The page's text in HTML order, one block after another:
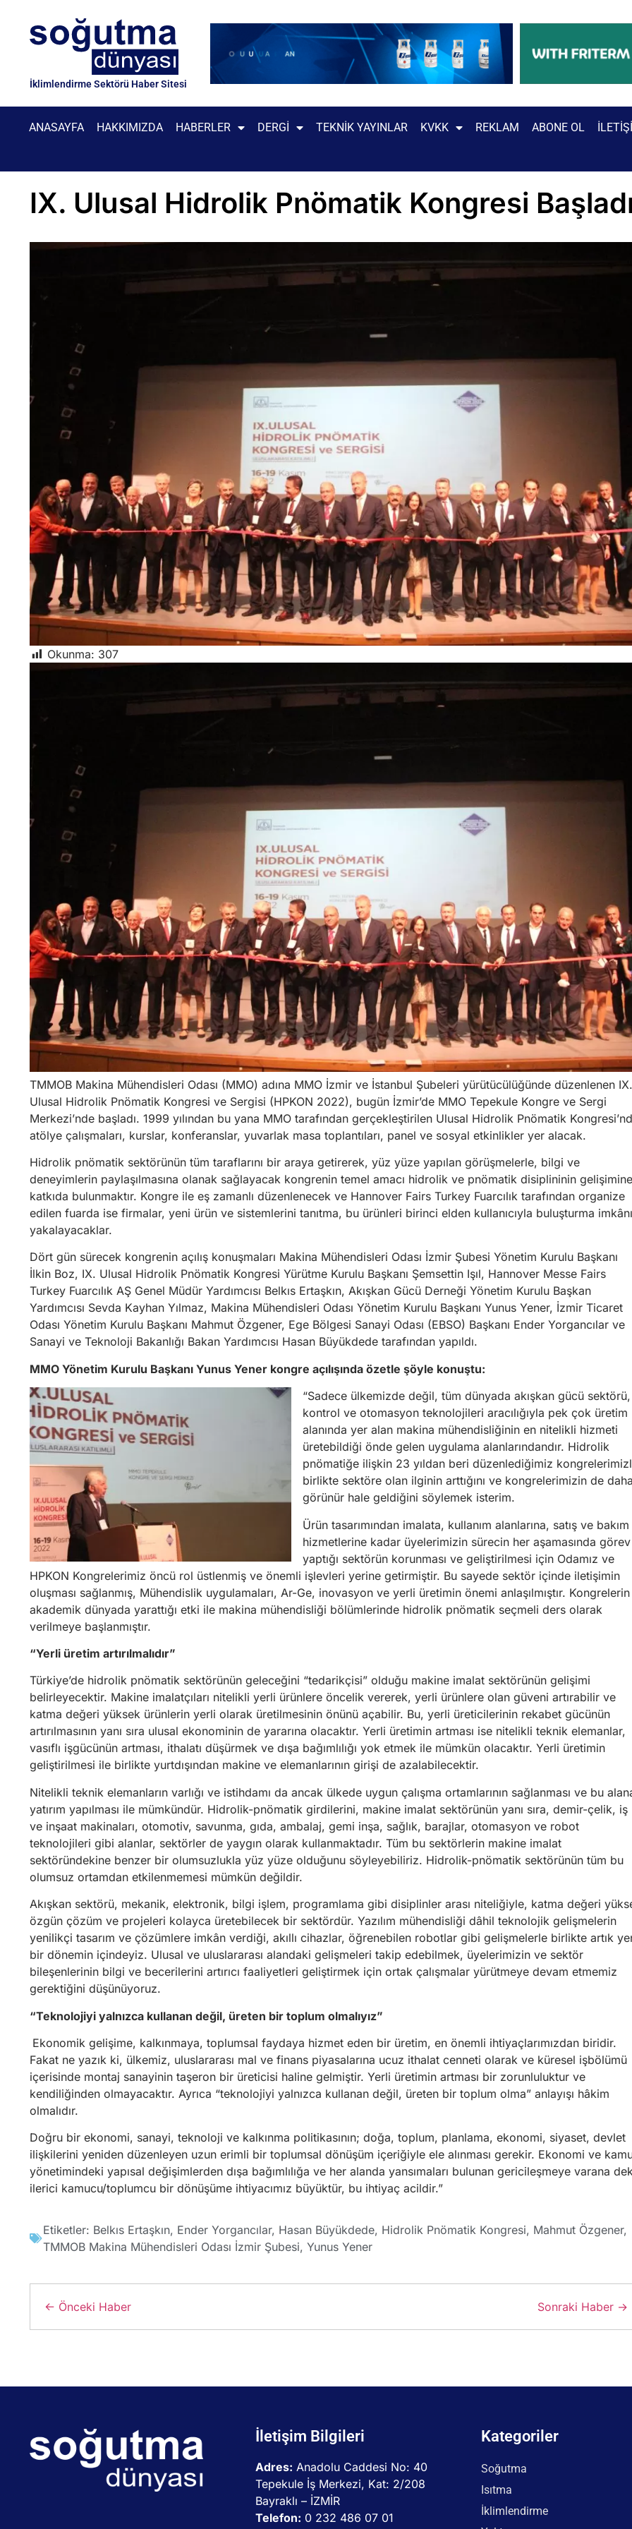
İklimlendirme Sektörü Haber Sitesi
ANASAYFA HAKKIMIZDA HABERLER DERGI TEKNIK YAYINLAR KVKK REKLAM ABONE OL
IX. Ulusal Hidrolik Pnömatik Kongresi
Okunma: 307
TMMOB Makina Mühendisleri Odası (MMO) adına MMO İzmir ve İstanbul Şubeleri yürütücülüğünde düzenlenen IX.
Ulusal Hidrolik Pnömatik Kongresi ve Sergisi (HPKON 2022), bugün İzmir’de MMO Tepekule Kongre ve Sergi
Merkezi’nde başladı. 1999 yılından bu yana MMO tarafından gerçekleştirilen Ulusal Hidrolik Pnömatik
atölye çalışmaları, kurslar, konferanslar, yuvarlak masa toplantıları, panel ve sosyal etkinlikler yer alacak.
Hidrolik pnömatik sektörünün tüm taraflarını bir araya getirerek, yüz yüze yapılan görüşmelerle, bilgi ve
deneyimlerin paylaşılmasına olanak sağlayacak kongrenin temel amacı hidrolik ve pnömatik disiplininin gelişimine
katkıda bulunmaktır. Kongre ile eş zamanlı düzenlenecek ve Hannover Fairs Turkey Fuarcılık tarafından organize
edilen fuarda ise firmalar, yeni ürün ve sistemlerini tanıtma, bu ürünleri birinci elden kullanıcıyla buluşturma imkânı
yakalayacaklar.
Dört gün sürecek kongrenin açılış konuşmaları Makina Mühendisleri Odası İzmir Şubesi Yönetim Kurulu Başkanı
İlkin Boz, IX. Ulusal Hidrolik Pnömatik Kongresi Yürütme Kurulu Başkanı Şemsettin Işıl, Hannover Messe Fairs
Turkey Fuarcılık AŞ Genel Müdür Yardımcısı Belkıs Ertaşkın, Akışkan Gücü Derneği Yönetim Kurulu Başkan
Yardımcısı Sevda Kayhan Yılmaz, Makina Mühendisleri Odası Yönetim Kurulu Başkanı Yunus Yener, İzmir Ticaret
Odası Yönetim Kurulu Başkanı Mahmut Özgener, Ege Bölgesi Sanayi Odası (EBSO) Başkanı Ender Yorgancılar ve
Sanayi ve Teknoloji Bakanlığı Bakan Yardımcısı Hasan Büyükdede tarafından yapıldı.
MMO Yönetim Kurulu Başkanı Yunus Yener kongre açılışında özetle şöyle konuştu:
“Sadece ülkemizde değil, tüm dünyada akışkan gücü sektörü,
kontrol ve otomasyon teknolojileri aracılığıyla pek çok üretim
alanında yer alan makina mühendisliğinin en nitelikli hizmeti
üretebildiği önde gelen uygulama alanlarındandır. Hidrolik
pnömatiğe ilişkin 23 yıldan beri düzenlediğimiz
birlikte sektöre olan ilginin arttığını ve kongrelerimizin de
görünür hale geldiğini söylemek isterim.
Ürün tasarımından imalata, kullanım alanlarına, satış ve bakım
hizmetlerine kadar üyelerimizin sürecin her aşamasında görev
yaptığı sektörün korunması ve geliştirilmesi için Odamız ve
HPKON Kongrelerimiz öncü rol üstlenmiş ve önemli işlevleri yerine getirmiştir. Bu sayede sektör içinde iletişimin
oluşması sağlanmış, Mühendislik uygulamaları, Ar-Ge, inovasyon ve yerli üretimin önemi anlaşılmıştır. Kongrelerin
akademik dünyada yarattığı etki ile makina mühendisliği bölümlerinde hidrolik pnömatik seçmeli ders olarak
verilmeye başlanmıştır.
“Yerli üretim artırılmalıdır”
Türkiye’de hidrolik pnömatik sektörünün geleceğini “tedarikçisi” olduğu makine imalat sektörünün gelişimi
belirleyecektir. Makine imalatçıları nitelikli yerli ürünlere öncelik vererek, yerli ürünlere olan güveni artırabilir ve
katma değeri yüksek ürünlerin yerli olarak üretilmesinin önünü açabilir. Bu, yerli üreticilerinin rekabet gücünün
artırılmasının yanı sıra ulusal ekonominin de yararına olacaktır. Yerli üretimin artması ise nitelikli teknik elemanlar,
vasıflı işgücünün artması, ithalatı düşürmek ve dışa bağımlılığı yok etmek ile mümkün olacaktır. Yerli üretimin
geliştirilmesi ile birlikte yurtdışından makine ve elemanlarının girişi de azalabilecektir.
Nitelikli teknik elemanların varlığı ve istihdamı da ancak ülkede uygun çalışma ortamlarının sağlanması ve bu
yatırım yapılması ile mümkündür. Hidrolik-pnömatik girdilerini, makine imalat sektörünün yanı sıra, demir-çelik, iş
ve inşaat makinaları, otomotiv, savunma, gıda, ambalaj, gemi inşa, sağlık, barajlar, otomasyon ve robot
teknolojileri gibi alanlar, sektörler de yaygın olarak kullanmaktadır. Tüm bu sektörlerin makine imalat
sektöründekine benzer bir olumsuzlukla yüz yüze olduğunu söyleyebiliriz. Hidrolik-pnömatik sektörünün tüm bu
olumsuz ortamdan etkilenmemesi mümkün değildir.
Akışkan sektörü, mekanik, elektronik, bilgi işlem, programlama gibi disiplinler arası niteliğiyle, katma değeri
özgün çözüm ve projeleri kolayca üretebilecek bir sektördür. Yazılım mühendisliği dâhil teknolojik gelişmelerin
yenilikçi tasarım ve çözümlere imkân verdiği, akıllı cihazlar, öğrenebilen robotlar gibi gelişmelerle birlikte artık
bir dönemin içindeyiz. Ulusal ve uluslararası alandaki gelişmeleri takip edebilmek, üyelerimizin ve sektör
bileşenlerinin bilgi ve becerilerini artırıcı faaliyetleri geliştirmek için ortak çalışmalar yürütmeye devam etmemiz
gerektiğini düşünüyoruz.
“Teknolojiyi yalnızca kullanan değil, üreten bir toplum olmalıyız”
Ekonomik gelişime, kalkınmaya, toplumsal faydaya hizmet eden bir üretim, en önemli ihtiyaçlarımızdan biridir.
Fakat ne yazık ki, ülkemiz, uluslararası mal ve finans piyasalarına ucuz ithalat cenneti olarak ve küresel işbölümü
içerisinde montaj sanayinin taşeron bir üreticisi haline gelmiştir. Yerli üretimin artması bir zorunluluktur ve
kendiliğinden olmayacaktır. Ayrıca “teknolojiyi yalnızca kullanan değil, üreten bir toplum olma” anlayışı hâkim
olmalıdır.
Doğru bir ekonomi, sanayi, teknoloji ve kalkınma politikasının; doğa, toplum, planlama, ekonomi, siyaset, devlet
ilişkilerini yeniden düzenleyen uzun erimli bir toplumsal dönüşüm içeriğiyle ele alınması gerekir. Ekonomi ve
yönetimindeki yapısal değişimlerden dışa bağımlılığa ve her alanda yansımaları bulunan gericileşmeye varana
ilerici kamucu/toplumcu bir dönüşüme ihtiyacımız büyüktür, bu ihtiyaç acildir.”
Etiketler: Belkıs Ertaşkın, Ender Yorgancılar, Hasan Büyükdede, Hidrolik Pnömatik Kongresi, Mahmut Özgener,
TMMOB Makina Mühendisleri Odası İzmir Şubesi, Yunus Yener
← Önceki Haber Sonraki Haber →
İletişim Bilgileri
Adres: Anadolu Caddesi No: 40
Tepekule İş Merkezi, Kat: 2/208
Bayraklı – İZMİR
Telefon: 0 232 486 07 01
Kategoriler
Soğutma
Isıtma
İklimlendirme